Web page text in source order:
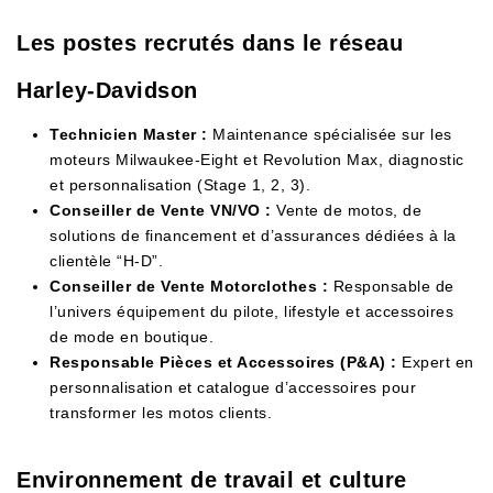
Les postes recrutés dans le réseau
Harley-Davidson
Technicien Master : Maintenance spécialisée sur les
moteurs Milwaukee-Eight et Revolution Max, diagnostic
et personnalisation (Stage 1, 2, 3).
Conseiller de Vente VN/VO : Vente de motos, de
solutions de financement et d’assurances dédiées à la
clientèle “H-D”.
Conseiller de Vente Motorclothes : Responsable de
l’univers équipement du pilote, lifestyle et accessoires
de mode en boutique.
Responsable Pièces et Accessoires (P&A) : Expert en
personnalisation et catalogue d’accessoires pour
transformer les motos clients.
Environnement de travail et culture